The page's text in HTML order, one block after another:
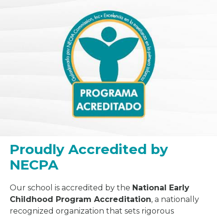
Proudly Accredited by
NECPA
Our school is accredited by the National Early
Childhood Program Accreditation, a nationally
recognized organization that sets rigorous